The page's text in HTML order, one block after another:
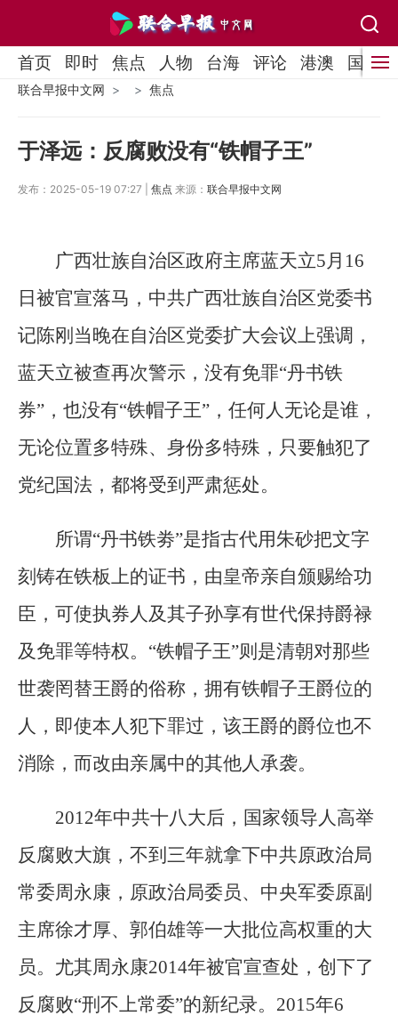
首页 即时 焦点 人物 台海 评论 港澳 国际
联合早报中文网 焦点
于泽远：反腐败没有“铁帽子王”
发布：2025-05-19 07:27 | 焦点 来源： 联合早报中文网
广西壮族自治区政府主席蓝天立5月16
日被官宣落马，中共广西壮族自治区党委书
记陈刚当晚在自治区党委扩大会议上强调，
蓝天立被查再次警示，没有免罪“丹书铁
券”，也没有“铁帽子王”，任何人无论是谁，
无论位置多特殊、身份多特殊，只要触犯了
党纪国法，都将受到严肃惩处。
所谓“丹书铁劵”是指古代用朱砂把文字
刻铸在铁板上的证书，由皇帝亲自颁赐给功
臣，可使执券人及其子孙享有世代保持爵禄
及免罪等特权。“铁帽子王”则是清朝对那些
世袭罔替王爵的俗称，拥有铁帽子王爵位的
人，即使本人犯下罪过，该王爵的爵位也不
消除，而改由亲属中的其他人承袭。
2012年中共十八大后，国家领导人高举
反腐败大旗，不到三年就拿下中共原政治局
常委周永康，原政治局委员、中央军委原副
主席徐才厚、郭伯雄等一大批位高权重的大
员。尤其周永康2014年被官宣查处，创下了
反腐败“刑不上常委”的新纪录。2015年6